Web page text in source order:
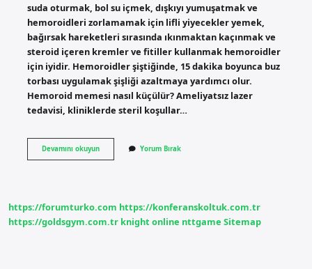
suda oturmak, bol su içmek, dışkıyı yumuşatmak ve
hemoroidleri zorlamamak için lifli yiyecekler yemek,
bağırsak hareketleri sırasında ıkınmaktan kaçınmak ve
steroid içeren kremler ve fitiller kullanmak hemoroidler
için iyidir. Hemoroidler şiştiğinde, 15 dakika boyunca buz
torbası uygulamak şişliği azaltmaya yardımcı olur.
Hemoroid memesi nasıl küçülür? Ameliyatsız lazer
tedavisi, kliniklerde steril koşullar…
Devamını okuyunBasur
Memesi
Yorum Bırak
https://forumturko.com https://konferanskoltuk.com.tr
https://goldsgym.com.tr knight online nttgame Sitemap